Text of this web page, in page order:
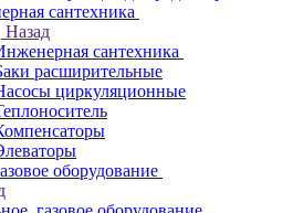
сантехника
Назад
сантехника
расширительные
циркуляционные
оборудование